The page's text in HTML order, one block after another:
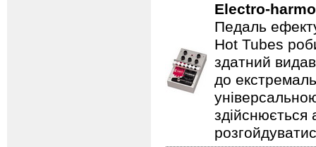
Electro-
Педаль
Hot Tubes
здатний
до